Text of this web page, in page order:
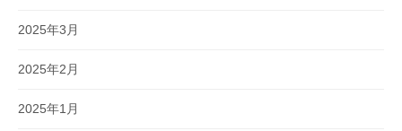
2025年3月
2025年2月
2025年1月